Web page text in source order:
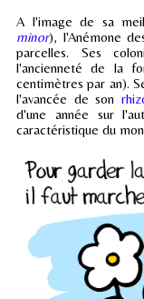
A l'image de sa
minor), l'Anémone
parcelles. Ses
l'ancienneté de la
centimètres par an).
l'avancée de son
d'une année sur
caractéristique du